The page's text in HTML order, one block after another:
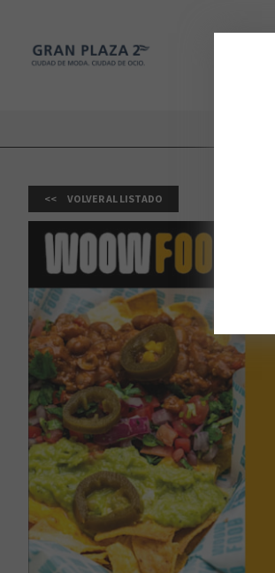
Gran Plaza 2
VOLVER AL LISTADO